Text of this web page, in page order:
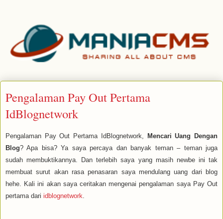
Pengalaman Pay Out Pertama
IdBlognetwork
Pengalaman Pay Out Pertama IdBlognetwork,
Mencari Uang Dengan
Blog? Apa bisa? Ya saya percaya dan banyak teman – teman juga
sudah membuktikannya. Dan terlebih saya yang masih newbe ini tak
membuat surut akan rasa penasaran saya mendulang uang dari blog
hehe. Kali ini akan saya ceritakan mengenai pengalaman saya Pay Out
pertama dari idblognetwork.